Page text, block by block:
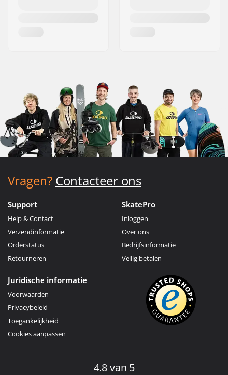
Vragen? Contacteer ons
Support
Help & Contact
Verzendinformatie
Orderstatus
Retourneren
SkatePro
Inloggen
Over ons
Bedrijfsinformatie
Veilig betalen
Juridische informatie
Voorwaarden
Privacybeleid
Toegankelijkheid
Cookies aanpassen
4.8 van 5